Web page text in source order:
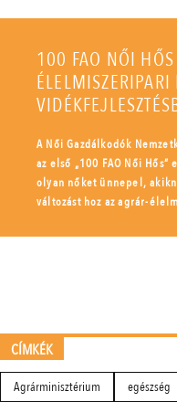
100 FAO NŐI HŐS
ÉLELMISZERIPARI
A Női Gazdálkodók
az első „100 FAO Női
olyan nőket ünnepel,
változást hoz az agrár-
CÍMKÉK
Agrárminisztérium egészség